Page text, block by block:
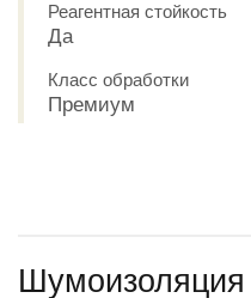
Реагентная стойкость
Да
Класс обработки
Премиум
Шумоизоляция